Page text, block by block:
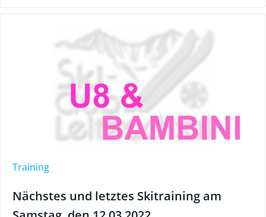
Training
Nächstes und letztes Skitraining am